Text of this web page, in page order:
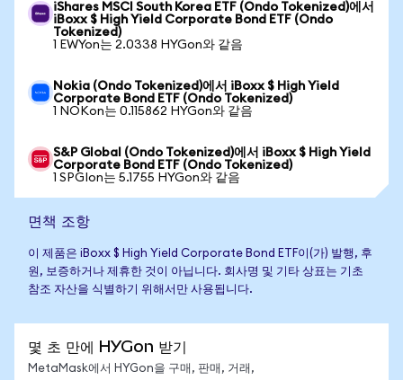
iShares MSCI South Korea ETF (Ondo Tokenized)에서
iBoxx $ High Yield Corporate Bond ETF (Ondo
Tokenized)
1 EWYon는 2.0338 HYGon와 같음
Nokia (Ondo Tokenized)에서 iBoxx $ High Yield
Corporate Bond ETF (Ondo Tokenized)
1 NOKon는 0.115862 HYGon와 같음
S&P Global (Ondo Tokenized)에서 iBoxx $ High Yield
Corporate Bond ETF (Ondo Tokenized)
1 SPGIon는 5.1755 HYGon와 같음
면책 조항
이 제품은 iBoxx $ High Yield Corporate Bond ETF이(가) 발행, 후
원, 보증하거나 제휴한 것이 아닙니다. 회사명 및 기타 상표는 기초
참조 자산을 식별하기 위해서만 사용됩니다.
몇 초 만에 HYGon 받기
MetaMask에서 HYGon을 구매, 판매, 거래,